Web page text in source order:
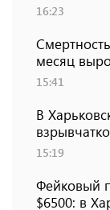
16:23
месяц
15:41
В
15:19
Фейковый
$6500: в